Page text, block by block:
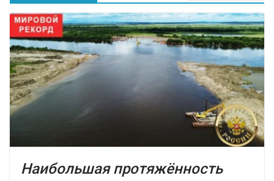
Наибольшая протяжённость